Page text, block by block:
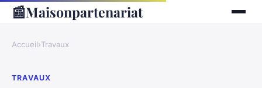
📰Maisonpartenariat
Accueil›Travaux
TRAVAUX